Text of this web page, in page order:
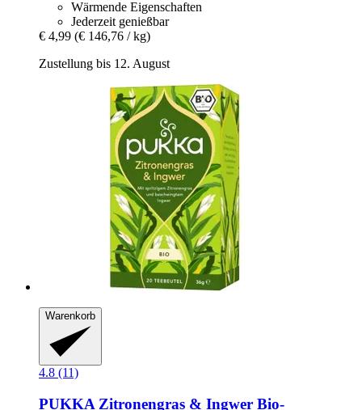
Wärmende Eigenschaften
Jederzeit genießbar
€ 4,99 (€ 146,76 / kg)
Zustellung bis 12. August
Warenkorb
4.8 (11)
PUKKA Zitronengras & Ingwer Bio-​